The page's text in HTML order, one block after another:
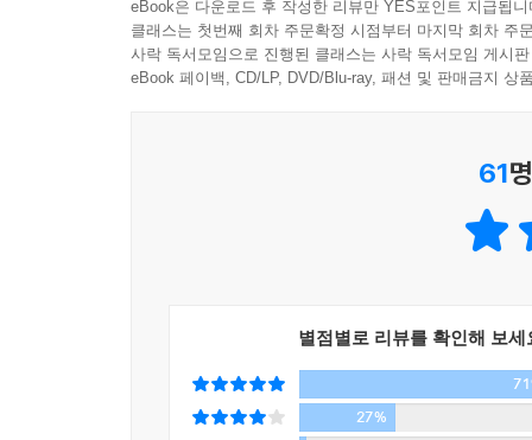
‘자유’에는 수식어가 필요 없다. 자유는 때로 편
으로써 보완해야지 자유를 재정의하는 것은 곤란
혼자 있을 때 무슨 짓을 하며 사는지 타인들이 엿
면, 모두가 보는 앞에서 서약을 하라거나 십자가
여름날의 폭염만큼이나 타인에 대한 집단적 분
찬반 여론은 극렬하게 부딪히지만 어느새 사건은
각자의 옳음과 그름이 상충하고, 이해관계가 다층
가치들은 무엇일지 법학적 관점에서 경쾌하고
대한민국의 모든 법률은 최고법인 헌법에 의거
eBook은 다운로드 후 작성한 리뷰만 YES포인트 지급됩니
클래스는 첫번째 회차 주문확정 시점부터 마지막 회차 주
사락 독서모임으로 진행된 클래스는 사락 독서모임 게시
eBook 페이백, CD/LP, DVD/Blu-ray, 패션 및 판매금지 상
61
별점별로 리뷰를 확인해 보세
27%